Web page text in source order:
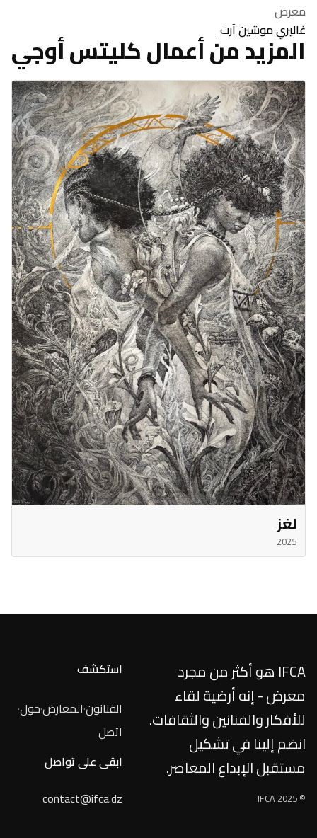
معرض
غاليري موشين آرت
المزيد من أعمال كليتس أوجي
لغز
2025
IFCA هو أكثر من مجرد
معرض - إنه أرضية لقاء
للأفكار والفنانين والثقافات.
انضم إلينا في تشكيل
مستقبل الإبداع المعاصر.
© IFCA 2025
استكشف
الفنانون·المعارض·حول·
اتصل
ابقى على تواصل
contact@ifca.dz